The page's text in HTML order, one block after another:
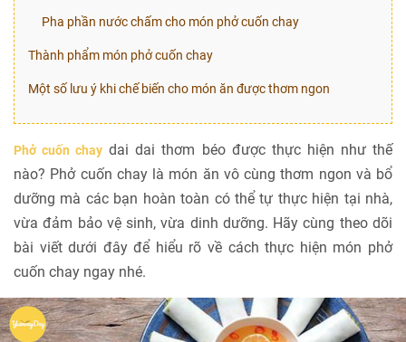
Pha phần nước chấm cho món phở cuốn chay
Thành phẩm món phở cuốn chay
Một số lưu ý khi chế biến cho món ăn được thơm ngon
Phở cuốn chay dai dai thơm béo được thực hiện như thế
nào? Phở cuốn chay là món ăn vô cùng thơm ngon và bổ
dưỡng mà các bạn hoàn toàn có thể tự thực hiện tại nhà,
vừa đảm bảo vệ sinh, vừa dinh dưỡng. Hãy cùng theo dõi
bài viết dưới đây để hiểu rõ về cách thực hiện món phở
cuốn chay ngay nhé.